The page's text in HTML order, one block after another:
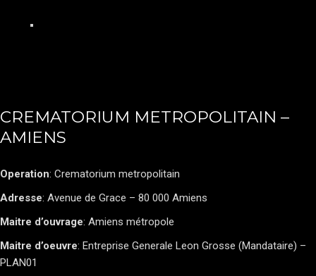
CREMATORIUM METROPOLITAIN –
AMIENS
Operation: Crematorium metropolitain
Adresse: Avenue de Grace – 80 000 Amiens
Maitre d’ouvrage: Amiens métropole
Maitre d’oeuvre: Entreprise Generale Leon Grosse (Mandataire) –
PLAN01